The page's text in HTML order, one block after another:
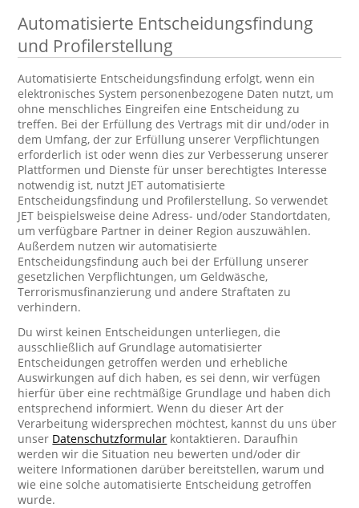
Automatisierte Entscheidungsfindung
und Profilerstellung
Automatisierte Entscheidungsfindung erfolgt, wenn ein
elektronisches System personenbezogene Daten nutzt, um
ohne menschliches Eingreifen eine Entscheidung zu
treffen. Bei der Erfüllung des Vertrags mit dir und/oder in
dem Umfang, der zur Erfüllung unserer Verpflichtungen
erforderlich ist oder wenn dies zur Verbesserung unserer
Plattformen und Dienste für unser berechtigtes Interesse
notwendig ist, nutzt JET automatisierte
Entscheidungsfindung und Profilerstellung. So verwendet
JET beispielsweise deine Adress- und/oder Standortdaten,
um verfügbare Partner in deiner Region auszuwählen.
Außerdem nutzen wir automatisierte
Entscheidungsfindung auch bei der Erfüllung unserer
gesetzlichen Verpflichtungen, um Geldwäsche,
Terrorismusfinanzierung und andere Straftaten zu
verhindern.
Du wirst keinen Entscheidungen unterliegen, die
ausschließlich auf Grundlage automatisierter
Entscheidungen getroffen werden und erhebliche
Auswirkungen auf dich haben, es sei denn, wir verfügen
hierfür über eine rechtmäßige Grundlage und haben dich
entsprechend informiert. Wenn du dieser Art der
Verarbeitung widersprechen möchtest, kannst du uns über
unser Datenschutzformular kontaktieren. Daraufhin
werden wir die Situation neu bewerten und/oder dir
weitere Informationen darüber bereitstellen, warum und
wie eine solche automatisierte Entscheidung getroffen
wurde.